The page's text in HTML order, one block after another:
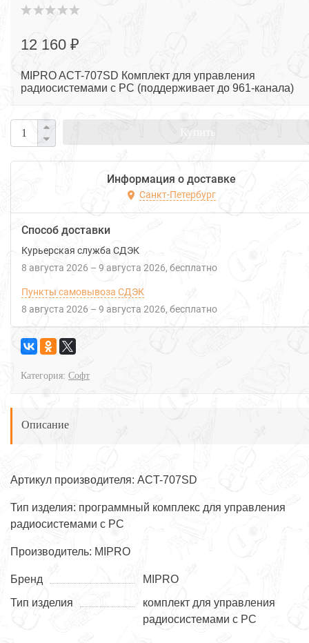
12 160 ₽
MIPRO ACT-707SD Комплект для управления
радиосистемами с PC (поддерживает до 961-канала)
Купить
Информация о доставке
Санкт-Петербург
Способ доставки
Курьерская служба СДЭК
8 августа 2026 – 9 августа 2026 Бесплатно
Пункты самовывоза СДЭК
8 августа 2026 – 9 августа 2026 Бесплатно
Категория: Софт
Описание
Артикул производителя: ACT-707SD
Тип изделия: программный комплекс для управления
радиосистемами с PC
Производитель: MIPRO
Бренд
MIPRO
Тип изделия
комплект для управления
радиосистемами с PC